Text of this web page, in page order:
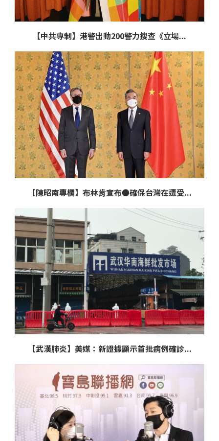
【中共專制】港警出動200警力搜查《立場...
【陳昭南專欄】布林肯宣布●確保台灣在遭受...
【武漢肺炎】美媒：新證據顯示首批病例確診...